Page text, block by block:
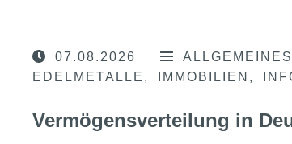
07.08.2026 ALLGEMEINES
EDELMETALLE
IMMOBILIEN
Vermögensverteilung in